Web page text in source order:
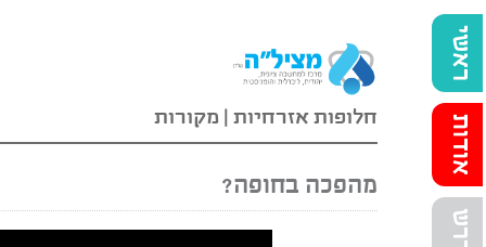
ראשי
אודות חלופות אזרחיות | מקורות
מהפכה בחופה?